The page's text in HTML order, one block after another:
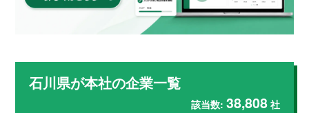
石川県が本社の企業一覧
該当数: 38,808社